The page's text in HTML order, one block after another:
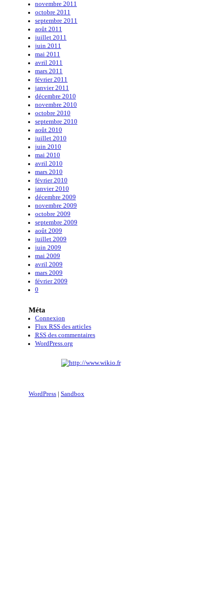
novembre 2011
octobre 2011
septembre 2011
août 2011
juillet 2011
juin 2011
mai 2011
avril 2011
mars 2011
février 2011
janvier 2011
décembre 2010
novembre 2010
octobre 2010
septembre 2010
août 2010
juillet 2010
juin 2010
mai 2010
avril 2010
mars 2010
février 2010
janvier 2010
décembre 2009
novembre 2009
octobre 2009
septembre 2009
août 2009
juillet 2009
juin 2009
mai 2009
avril 2009
mars 2009
février 2009
0
Méta
Connexion
Flux RSSdes articles
RSSdes commentaires
WordPress.org
WordPress Sandbox